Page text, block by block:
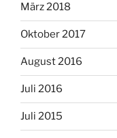
März 2018
Oktober 2017
August 2016
Juli 2016
Juli 2015